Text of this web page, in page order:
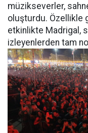
müzikseverler,
oluşturdu. Özellikle
etkinlikte Madrigal,
izleyenlerden tam